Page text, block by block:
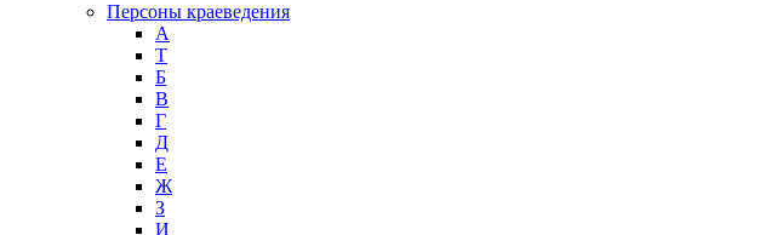
Персоны краеведения
А
T
Б
В
Г
Д
Е
Ж
З
И